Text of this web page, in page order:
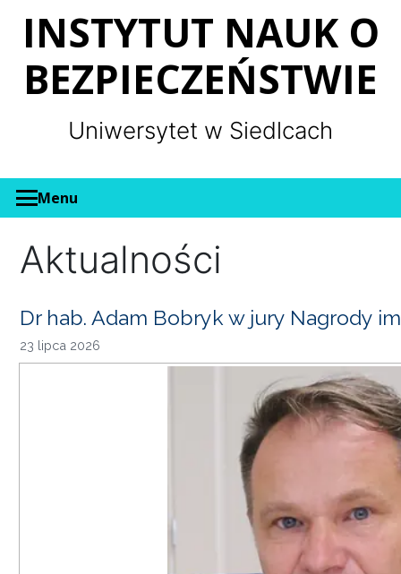
INSTYTUT NAUK O
BEZPIECZEŃSTWIE
Uniwersytet w Siedlcach
Menu
Aktualności
Dr hab. Adam Bobryk w jury Nagrody
23 lipca 2026